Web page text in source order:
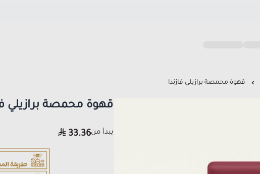
قهوة محمصة برازيلي فازندا
قهوة محمصة برازيلي
يبدأ من33.36